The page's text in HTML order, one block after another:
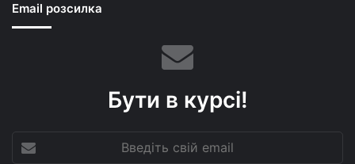
Email розсилка
Бути в курсі!
свій